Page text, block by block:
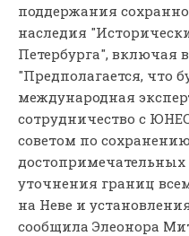
поддержания
наследия
Петербурга", включая
"Предполагается, что
международная
сотрудничество с
советом по
достопримечательных
уточнения границ
на Неве и
сообщила Элеонора